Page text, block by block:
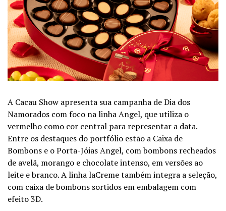
A Cacau Show apresenta sua campanha de Dia dos
Namorados com foco na linha Angel, que utiliza o
vermelho como cor central para representar a data.
Entre os destaques do portfólio estão a Caixa de
Bombons e o Porta-Jóias Angel, com bombons recheados
de avelã, morango e chocolate intenso, em versões ao
leite e branco. A linha laCreme também integra a seleção,
com caixa de bombons sortidos em embalagem com
efeito 3D.